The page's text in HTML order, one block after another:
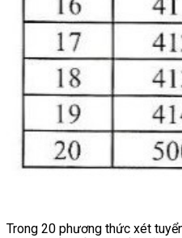
Trong 20 phương thức xét